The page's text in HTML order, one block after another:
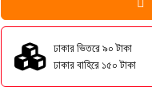
ঢাকার ভিতরে ৯০ টাকা
ঢাকার বাহিরে ১৫০ টাকা